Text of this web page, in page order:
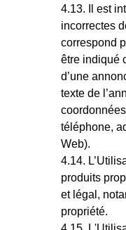
Il est
incorrectes
correspond
être indiqué
d’une
texte de
téléphone,
Web).
produits
et légal,
propriété.